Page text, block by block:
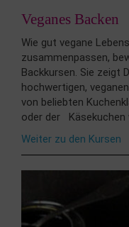
Veganes Backen
Wie gut vegane
zusammenpassen,
Backkursen. Sie zeigt
hochwertigen,
von beliebten
oder der Käsekuchen
Weiter zu den Kursen